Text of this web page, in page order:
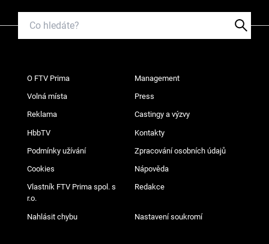
O FTV Prima Management
Volná místa Press
Reklama Castingy a výzvy
HbbTV Kontakty
Podmínky užívání Zpracování osobních údajů
Cookies Nápověda
Vlastník FTV Prima spol. s
r.o.
Redakce
Nahlásit chybu Nastavení soukromí